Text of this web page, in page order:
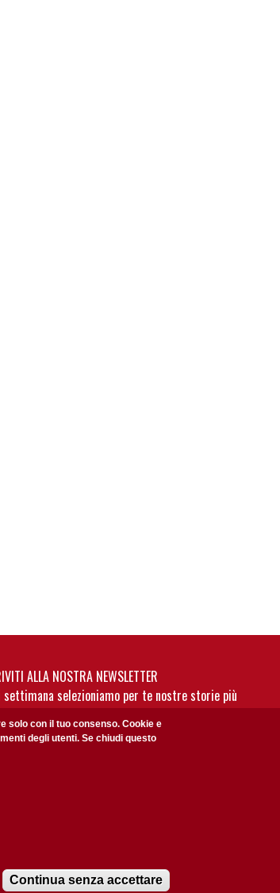
ALLA NOSTRA NEWSLETTER
settimana selezioniamo per te nostre storie più
non perderti gli aggiornamenti della nostra
solo con il tuo consenso. Cookie e
degli utenti. Se chiudi questo
Continua senza accettare